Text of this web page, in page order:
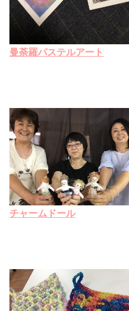
曼荼羅パステルアート
チャームドール